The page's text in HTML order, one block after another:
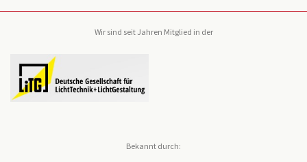
Wir sind seit Jahren Mitglied in der
Bekannt durch: